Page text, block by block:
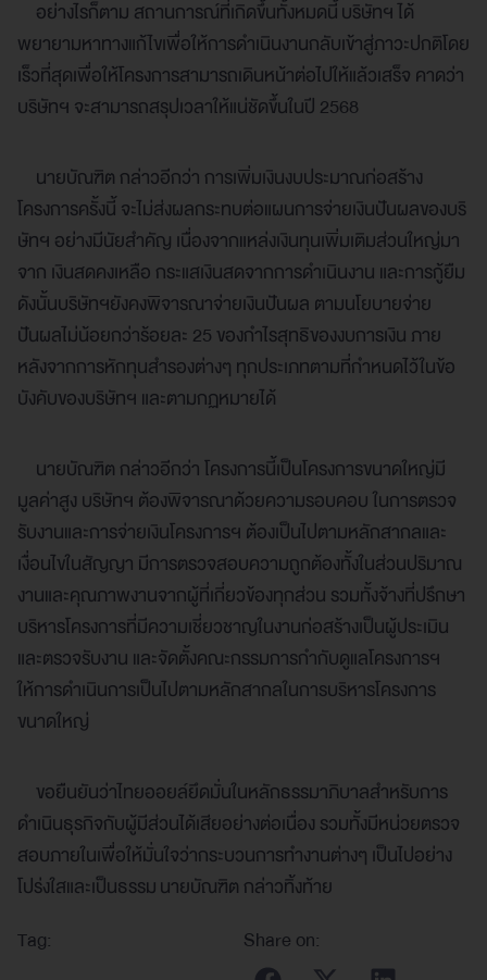
อย่างไรก็ตาม สถานการณ์ที่เกิดขึ้นทั้งหมดนี้ บริษัทฯ ได้
พยายามหาทางแก้ไขเพื่อให้การดำเนินงานกลับเข้าสู่ภาวะปกติโดย
เร็วที่สุดเพื่อให้โครงการสามารถเดินหน้าต่อไปให้แล้วเสร็จ คาดว่า
บริษัทฯ จะสามารถสรุปเวลาให้แน่ชัดขึ้นในปี 2568
นายบัณฑิต กล่าวอีกว่า การเพิ่มเงินงบประมาณก่อสร้าง
โครงการครั้งนี้ จะไม่ส่งผลกระทบต่อแผนการจ่ายเงินปันผลของบริ
ษัทฯ อย่างมีนัยสำคัญ เนื่องจากแหล่งเงินทุนเพิ่มเติมส่วนใหญ่มา
จาก เงินสดคงเหลือ กระแสเงินสดจากการดำเนินงาน และการกู้ยืม
ดังนั้นบริษัทฯยังคงพิจารณาจ่ายเงินปันผล ตามนโยบายจ่าย
ปันผลไม่น้อยกว่าร้อยละ 25 ของกำไรสุทธิของงบการเงิน ภาย
หลังจากการหักทุนสำรองต่างๆ ทุกประเภทตามที่กำหนดไว้ในข้อ
บังคับของบริษัทฯ และตามกฏหมายได้
นายบัณฑิต กล่าวอีกว่า โครงการนี้เป็นโครงการขนาดใหญ่มี
มูลค่าสูง บริษัทฯ ต้องพิจารณาด้วยความรอบคอบ ในการตรวจ
รับงานและการจ่ายเงินโครงการฯ ต้องเป็นไปตามหลักสากลและ
เงื่อนไขในสัญญา มีการตรวจสอบความถูกต้องทั้งในส่วนปริมาณ
งานและคุณภาพงานจากผู้ที่เกี่ยวข้องทุกส่วน รวมทั้งจ้างที่ปรึกษา
บริหารโครงการที่มีความเชี่ยวชาญในงานก่อสร้างเป็นผู้ประเมิน
และตรวจรับงาน และจัดตั้งคณะกรรมการกำกับดูแลโครงการฯ
ให้การดำเนินการเป็นไปตามหลักสากลในการบริหารโครงการ
ขนาดใหญ่
ขอยืนยันว่าไทยออยล์ยึดมั่นในหลักธรรมาภิบาลสำหรับการ
ดำเนินธุรกิจกับผู้มีส่วนได้เสียอย่างต่อเนื่อง รวมทั้งมีหน่วยตรวจ
สอบภายในเพื่อให้มั่นใจว่ากระบวนการทำงานต่างๆ เป็นไปอย่าง
โปร่งใสและเป็นธรรม นายบัณฑิต กล่าวทิ้งท้าย
Tag:
Share on: